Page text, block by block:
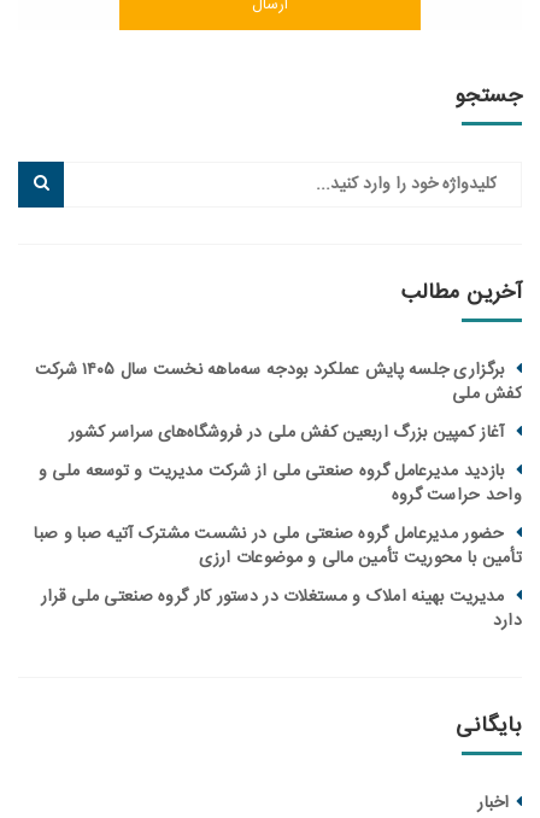
مطالب
برگزاری جلسه پایش عملکرد بودجه سه‌ماهه نخست سال ۱۴۰۵ شرکت
ملی
کمپین بزرگ اربعین کفش ملی در فروشگاه‌های سراسر کشور
مدیرعامل گروه صنعتی ملی از شرکت مدیریت و توسعه ملی و
حراست گروه
مدیرعامل گروه صنعتی ملی در نشست مشترک آتیه صبا و صبا
با محوریت تأمین مالی و موضوعات ارزی
بهینه املاک و مستغلات در دستور کار گروه صنعتی ملی قرار